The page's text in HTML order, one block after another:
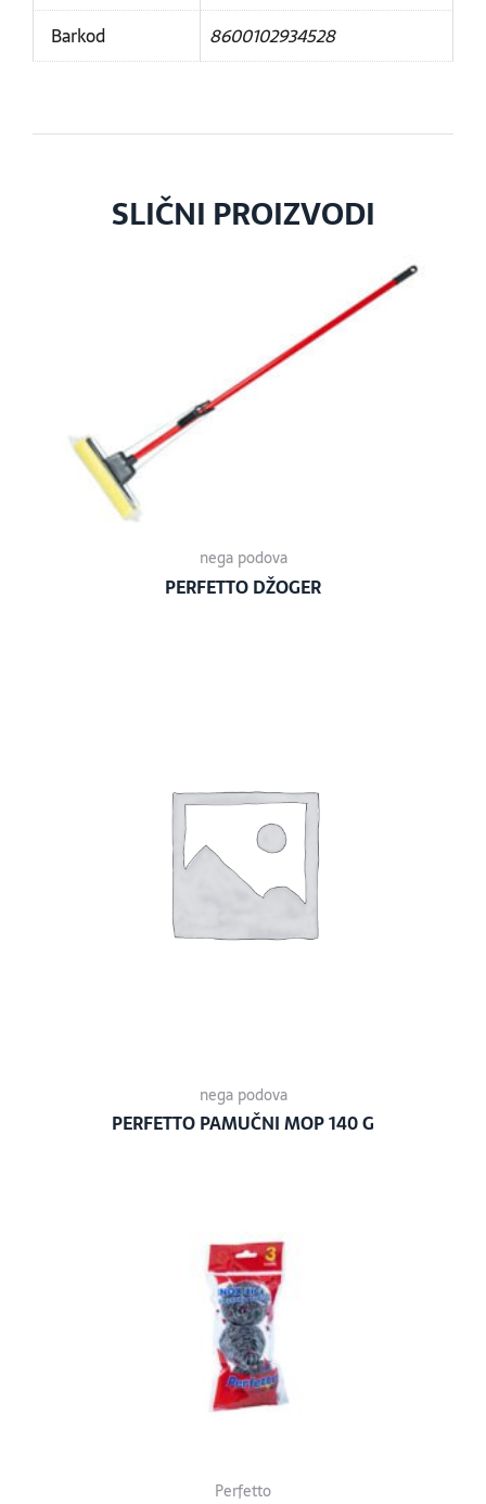
Barkod 8600102934528
SLIČNI PROIZVODI
nega podova
PERFETTO DŽOGER
nega podova
PERFETTO PAMUČNI MOP 140 G
Perfetto